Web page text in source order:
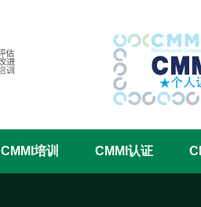
CMMI认证咨
CMMI培训 CMMI认证